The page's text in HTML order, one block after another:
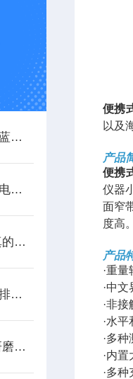
应急响应中的得力助手——蓝景 手持雷达电波流速仪
如何选择适合的手持式雷达电波流速仪 蓝景科技
蓝景科技 手持雷达测流仪真的准吗？实测数据告诉你
超声波明渠流量计品牌实力排行榜：蓝景凭技术优势胜出
蓝景科技 全自动液氮冷冻研磨仪：食品安全检测新利器
便携
以及
产品
便携
仪器
面窄
度高
产品
·重
·中
·非
·水
·多
·内
·多